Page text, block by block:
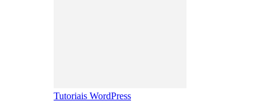
Tutoriais WordPress